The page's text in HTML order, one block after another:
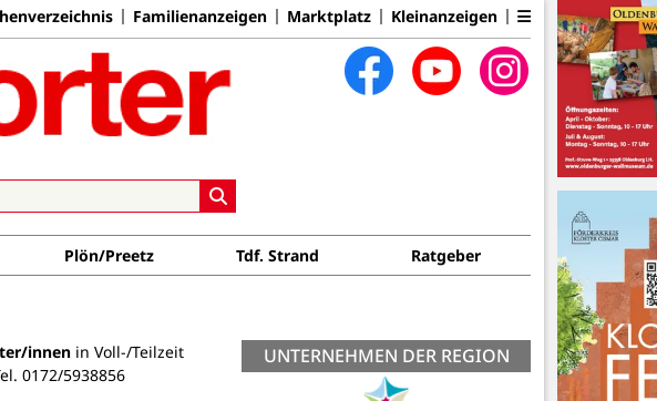
Familienanzeigen Marktplatz Kleinanzeigen
Plön/Preetz Tdf. Strand Ratgeber
innen in Voll-/Teilzeit
0172/5938856
UNTERNEHMEN DER REGION